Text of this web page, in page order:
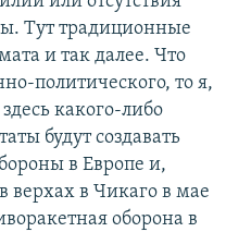
Тут традиционные
и так далее. Что
политического, то я,
какого-либо
будут создавать
в Европе и,
верхах в Чикаго в мае
оборона в